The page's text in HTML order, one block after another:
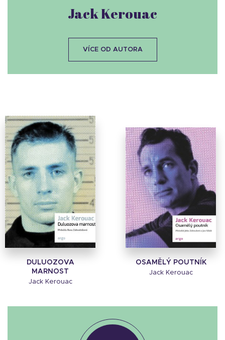
DULUOZOVA
MARNOST
Jack Kerouac
OSAMĚLÝ POUTNÍK
Jack Kerouac
Jack Kerouac
VÍCE OD AUTORA